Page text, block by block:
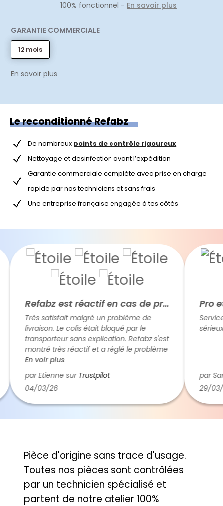
100% fonctionnel - En savoir plus
GARANTIE COMMERCIALE
12 mois
En savoir plus
Le reconditionné Refabz
De nombreux points de contrôle rigoureux
Nettoyage et desinfection avant l’expédition
Garantie commerciale complète avec prise en charge
rapide par nos techniciens et sans frais
Une entreprise française engagée à tes côtés
Refabz est réactif en cas de problème
Très satisfait malgré un problème de
livraison. Le colis était bloqué par le
transporteur sans explication. Refabz s'est
montré très réactif et a réglé le problème
rapidement. Cela fait plaisir de traiter
avec des humains plutôt qu'avec des
robots (c'est de plus en plus rare). Donc
cinq étoiles.
En voir plus
04/03/26
par Etienne surTrustpilot
Pro et
Service
sérieux.
29/03/26
par
Pièce d'origine sans trace d'usage.
Toutes nos pièces sont contrôlées
par un technicien spécialisé et
partent de notre atelier 100%